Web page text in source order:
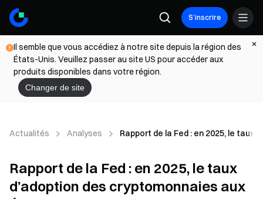
S’inscrire
Il semble que vous accédiez à notre site depuis la région des
États-Unis. Veuillez passer au site US pour accéder aux
produits disponibles dans votre région.
Changer de site
Actualités Analyses Rapport de la Fed : en 2025, le
Rapport de la Fed : en 2025, le taux
d’adoption des cryptomonnaies aux